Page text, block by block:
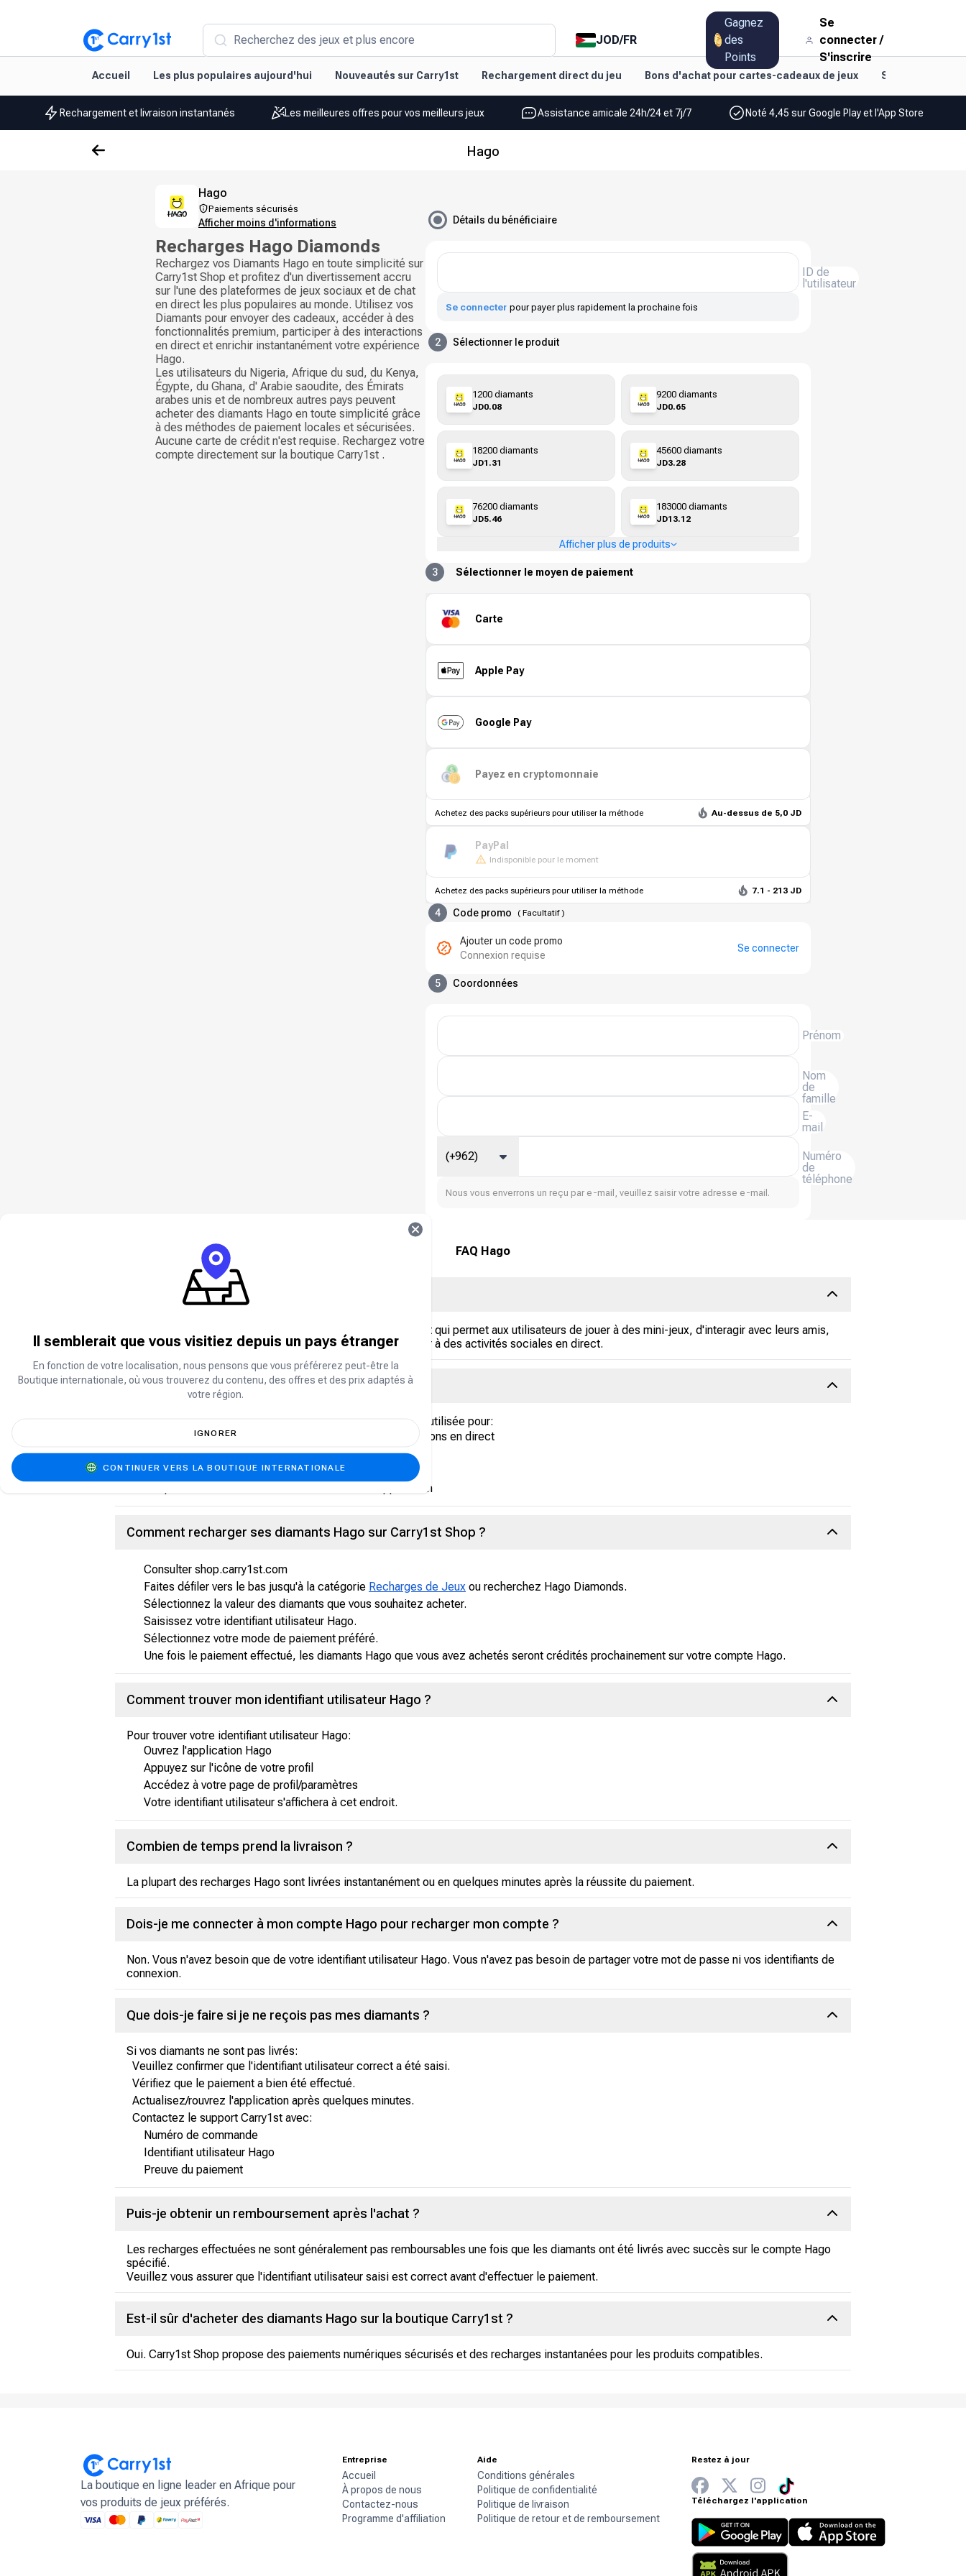
Recherchez des jeux et plus encore JOD/FR
Gagnez
des
Points
Se
connecter/
S'inscrire
Accueil Les plus populaires aujourd'hui Nouveautés sur Carry1st Rechargement direct du jeu Bons d'achat pour cartes-cadeaux de jeux Style de vie et
Rechargement et livraison instantanés Les meilleures offres pour vos meilleurs jeux Assistance amicale 24h/24 et 7j/7 Noté 4,45 sur Google Play et l'App Store
Hago
Hago
Paiements sécurisés
Afficher moins d'informations
Recharges Hago Diamonds
Rechargez vos Diamants Hago en toute simplicité sur
Carry1st Shop et profitez d'un divertissement accru
sur l'une des plateformes de jeux sociaux et de chat
en direct les plus populaires au monde. Utilisez vos
Diamants pour envoyer des cadeaux, accéder à des
fonctionnalités premium, participer à des interactions
en direct et enrichir instantanément votre expérience
Hago.
Les utilisateurs du Nigeria, Afrique du sud, du Kenya,
Égypte, du Ghana, d' Arabie saoudite, des Émirats
arabes unis et de nombreux autres pays peuvent
acheter des diamants Hago en toute simplicité grâce
à des méthodes de paiement locales et sécurisées.
Aucune carte de crédit n'est requise. Rechargez votre
compte directement sur la boutique Carry1st .
Détails du bénéficiaire
ID de
l'utilisateur
Se connecter pour payer plus rapidement la prochaine fois
2 Sélectionner le produit
1200 diamants
JD0.08
9200 diamants
JD0.65
18200 diamants
JD1.31
45600 diamants
JD3.28
76200 diamants
JD5.46
183000 diamants
JD13.12
Afficher plus de produits
3 Sélectionner le moyen de paiement
Carte
Apple Pay
Google Pay
Payez en cryptomonnaie
Achetez des packs supérieurs pour utiliser la méthode Au-dessus de 5,0 JD
PayPal
Indisponible pour le moment
Achetez des packs supérieurs pour utiliser la méthode 7.1 - 213 JD
4 Code promo ( Facultatif)
Ajouter un code promo
Connexion requise
Se connecter
5 Coordonnées
Prénom
Nom
de
famille
E-
mail
Numéro
de
téléphone
(+962)
Nous vous enverrons un reçu par e-mail, veuillez saisir votre adresse e-mail.
FAQ Hago
À propos de Hago
Hago est une plateforme de jeux sociaux et de chat en direct qui permet aux utilisateurs de jouer à des mini-jeux, d'interagir avec leurs amis,
de rejoindre des salons de discussion vocale et de participer à des activités sociales en direct.
Que sont les diamants Hago ?
Les diamants Hago sont la monnaie virtuelle de l'application utilisée pour:
Envoyez des cadeaux pendant les discussions et les diffusions en direct
Débloquez les fonctionnalités premium
Achetez des articles et effets spéciaux
Participez à des activités exclusives au sein de l'application
Comment recharger ses diamants Hago sur Carry1st Shop ?
Consulter shop.carry1st.com
Faites défiler vers le bas jusqu'à la catégorie Recharges de Jeux ou recherchez Hago Diamonds.
Sélectionnez la valeur des diamants que vous souhaitez acheter.
Saisissez votre identifiant utilisateur Hago.
Sélectionnez votre mode de paiement préféré.
Une fois le paiement effectué, les diamants Hago que vous avez achetés seront crédités prochainement sur votre compte Hago.
Comment trouver mon identifiant utilisateur Hago ?
Pour trouver votre identifiant utilisateur Hago:
Ouvrez l'application Hago
Appuyez sur l'icône de votre profil
Accédez à votre page de profil/paramètres
Votre identifiant utilisateur s'affichera à cet endroit.
Combien de temps prend la livraison ?
La plupart des recharges Hago sont livrées instantanément ou en quelques minutes après la réussite du paiement.
Dois-je me connecter à mon compte Hago pour recharger mon compte ?
Non. Vous n'avez besoin que de votre identifiant utilisateur Hago. Vous n'avez pas besoin de partager votre mot de passe ni vos identifiants de
connexion.
Que dois-je faire si je ne reçois pas mes diamants ?
Si vos diamants ne sont pas livrés:
Veuillez confirmer que l'identifiant utilisateur correct a été saisi.
Vérifiez que le paiement a bien été effectué.
Actualisez/rouvrez l'application après quelques minutes.
Contactez le support Carry1st avec:
Numéro de commande
Identifiant utilisateur Hago
Preuve du paiement
Puis-je obtenir un remboursement après l'achat ?
Les recharges effectuées ne sont généralement pas remboursables une fois que les diamants ont été livrés avec succès sur le compte Hago
spécifié.
Veuillez vous assurer que l'identifiant utilisateur saisi est correct avant d'effectuer le paiement.
Est-il sûr d'acheter des diamants Hago sur la boutique Carry1st ?
Oui. Carry1st Shop propose des paiements numériques sécurisés et des recharges instantanées pour les produits compatibles.
La boutique en ligne leader en Afrique pour
vos produits de jeux préférés.
Entreprise
Accueil
À propos de nous
Contactez-nous
Programme d'affiliation
Aide
Conditions générales
Politique de confidentialité
Politique de livraison
Politique de retour et de remboursement
Restez à jour
Téléchargez l'application
Il semblerait que vous visitiez depuis un pays étranger
En fonction de votre localisation, nous pensons que vous préférerez peut-être la
Boutique internationale, où vous trouverez du contenu, des offres et des prix adaptés à
votre région.
IGNORER
CONTINUER VERS LA BOUTIQUE INTERNATIONALE